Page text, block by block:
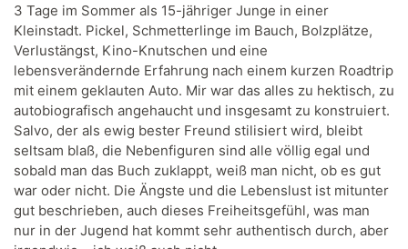
3 Tage im Sommer als 15-jähriger Junge in einer
Kleinstadt. Pickel, Schmetterlinge im Bauch, Bolzplätze,
Verlustängst, Kino-Knutschen und eine
lebensverändernde Erfahrung nach einem kurzen Roadtrip
mit einem geklauten Auto. Mir war das alles zu hektisch, zu
autobiografisch angehaucht und insgesamt zu konstruiert.
Salvo, der als ewig bester Freund stilisiert wird, bleibt
seltsam blaß, die Nebenfiguren sind alle völlig egal und
sobald man das Buch zuklappt, weiß man nicht, ob es gut
war oder nicht. Die Ängste und die Lebenslust ist mitunter
gut beschrieben, auch dieses Freiheitsgefühl, was man
nur in der Jugend hat kommt sehr authentisch durch, aber